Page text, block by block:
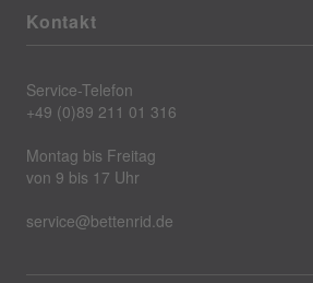
Kontakt
Service-Telefon
+49 (0)89 211 01 316
Montag bis Freitag
von 9 bis 17 Uhr
service@bettenrid.de